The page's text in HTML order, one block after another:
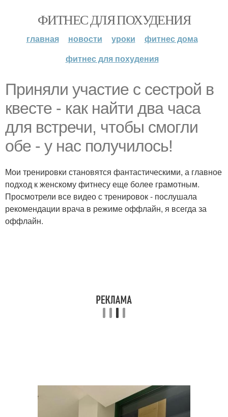
ФИТНЕС ДЛЯ ПОХУДЕНИЯ
главная новости уроки
фитнес дома
фитнес для похудения
Приняли участие с сестрой в
квесте - как найти два часа
для встречи, чтобы смогли
обе - у нас получилось!
Мои тренировки становятся фантастическими, а главное
подход к женскому фитнесу еще более грамотным.
Просмотрели все видео с тренировок - послушала
рекомендации врача в режиме оффлайн, я всегда за
оффлайн.